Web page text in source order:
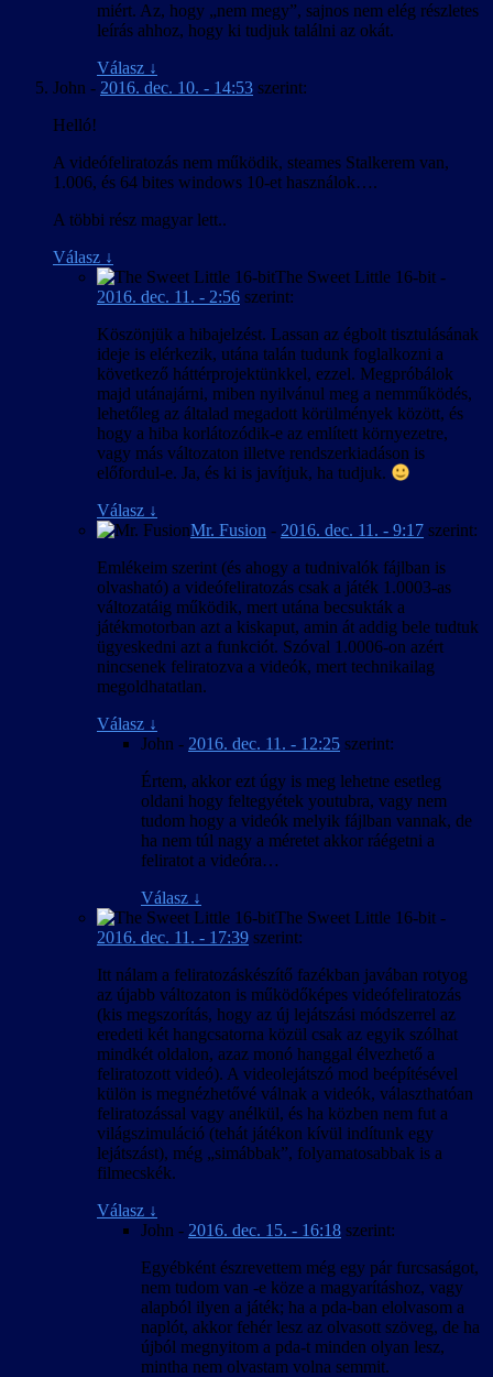
miért. Az, hogy „nem megy”, sajnos nem elég részletes
leírás ahhoz, hogy ki tudjuk találni az okát.
Válasz ↓
John - 2016. dec. 10. - 14:53 szerint:
Helló!
A videófeliratozás nem működik, steames Stalkerem van,
1.006, és 64 bites windows 10-et használok….
A többi rész magyar lett..
Válasz ↓
The Sweet Little 16-bit -
2016. dec. 11. - 2:56 szerint:
Köszönjük a hibajelzést. Lassan az égbolt tisztulásának
ideje is elérkezik, utána talán tudunk foglalkozni a
következő háttérprojektünkkel, ezzel. Megpróbálok
majd utánajárni, miben nyilvánul meg a nemműködés,
lehetőleg az általad megadott körülmények között, és
hogy a hiba korlátozódik-e az említett környezetre,
vagy más változaton illetve rendszerkiadáson is
előfordul-e. Ja, és ki is javítjuk, ha tudjuk.
Válasz ↓
Mr. Fusion - 2016. dec. 11. - 9:17 szerint:
Emlékeim szerint (és ahogy a tudnivalók fájlban is
olvasható) a videófeliratozás csak a játék 1.0003-as
változatáig működik, mert utána becsukták a
játékmotorban azt a kiskaput, amin át addig bele tudtuk
ügyeskedni azt a funkciót. Szóval 1.0006-on azért
nincsenek feliratozva a videók, mert technikailag
megoldhatatlan.
Válasz ↓
John - 2016. dec. 11. - 12:25 szerint:
Értem, akkor ezt úgy is meg lehetne esetleg
oldani hogy feltegyétek youtubra, vagy nem
tudom hogy a videók melyik fájlban vannak, de
ha nem túl nagy a méretet akkor ráégetni a
feliratot a videóra…
Válasz ↓
The Sweet Little 16-bit -
2016. dec. 11. - 17:39 szerint:
Itt nálam a feliratozáskészítő fazékban javában rotyog
az újabb változaton is működőképes videófeliratozás
(kis megszorítás, hogy az új lejátszási módszerrel az
eredeti két hangcsatorna közül csak az egyik szólhat
mindkét oldalon, azaz monó hanggal élvezhető a
feliratozott videó). A videolejátszó mod beépítésével
külön is megnézhetővé válnak a videók, választhatóan
feliratozással vagy anélkül, és ha közben nem fut a
világszimuláció (tehát játékon kívül indítunk egy
lejátszást), még „simábbak”, folyamatosabbak is a
filmecskék.
Válasz ↓
John - 2016. dec. 15. - 16:18 szerint:
Egyébként észrevettem még egy pár furcsaságot,
nem tudom van -e köze a magyarításhoz, vagy
alapból ilyen a játék; ha a pda-ban elolvasom a
naplót, akkor fehér lesz az olvasott szöveg, de ha
újból megnyitom a pda-t minden olyan lesz,
mintha nem olvastam volna semmit.